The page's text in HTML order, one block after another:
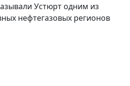
Устюрт одним из
нефтегазовых регионов